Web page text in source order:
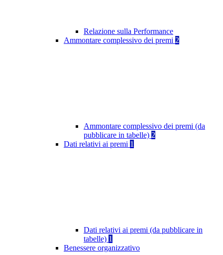
Relazione sulla Performance
Ammontare complessivo dei premi 2
Ammontare complessivo dei premi (da
pubblicare in tabelle) 2
Dati relativi ai premi 1
Dati relativi ai premi (da pubblicare in
tabelle) 1
Benessere organizzativo